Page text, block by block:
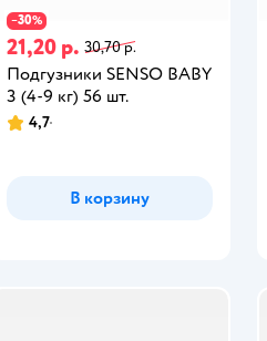
−30%
21,20 р. 30,70 р.
Подгузники SENSO BABY
3 (4-9 кг) 56 шт.
4,7
В корзину